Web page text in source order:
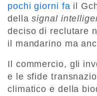
pochi giorni fa il
dellasignal
deciso di reclutare
il mandarino ma
Il commercio, gli
e le sfide
climatico e della